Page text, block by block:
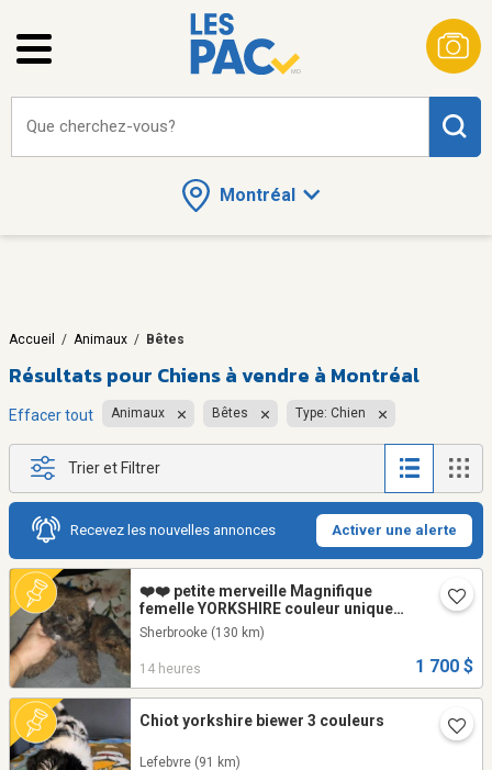
Montréal
Que cherchez-vous?
Accueil / Animaux / Bêtes
Résultats pour Chiens à vendre à Montréal
Effacer tout Animaux Bêtes Type: Chien
Trier et Filtrer
Recevez les nouvelles annonces Activer une alerte
❤️❤️ petite merveille Magnifique
femelle YORKSHIRE couleur unique
EXOTIC COLOR
Sherbrooke (130 km)
14 heures 1 700 $
Chiot yorkshire biewer 3 couleurs
Lefebvre (91 km)